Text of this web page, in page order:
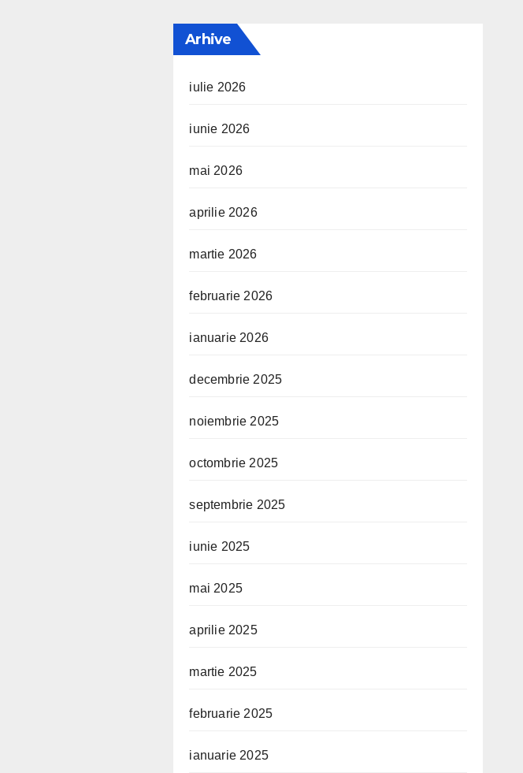
Arhive
iulie 2026
iunie 2026
mai 2026
aprilie 2026
martie 2026
februarie 2026
ianuarie 2026
decembrie 2025
noiembrie 2025
octombrie 2025
septembrie 2025
iunie 2025
mai 2025
aprilie 2025
martie 2025
februarie 2025
ianuarie 2025